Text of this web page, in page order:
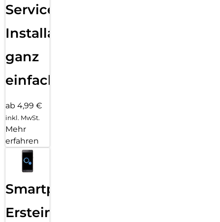
Services
Installation
ganz
einfach
ab 4,99 €
inkl. MwSt.
Mehr
erfahren
Smartphone
Ersteinrichtung